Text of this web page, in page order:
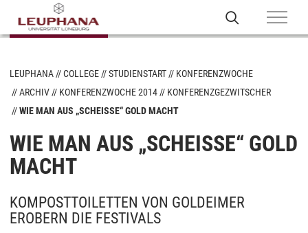
LEUPHANA COLLEGE STUDIENSTART
KONFERENZWOCHE
ARCHIV
KONFERENZWOCHE 2014
KONFERENZGEZWITSCHER
WIE MAN AUS „SCHEISSE“ GOLD MACHT
WIE MAN AUS „SCHEISSE“ GOLD M
ACHT
KOMPOSTTOILETTEN VON GOLDEIMER
EROBERN DIE FESTIVALS